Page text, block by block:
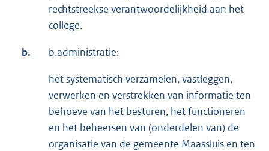
rechtstreekse verantwoordelijkheid aan het
college.
b. b.administratie:
het systematisch verzamelen, vastleggen,
verwerken en verstrekken van informatie ten
behoeve van het besturen, het functioneren
en het beheersen van (onderdelen van) de
organisatie van de gemeente Maassluis en ten